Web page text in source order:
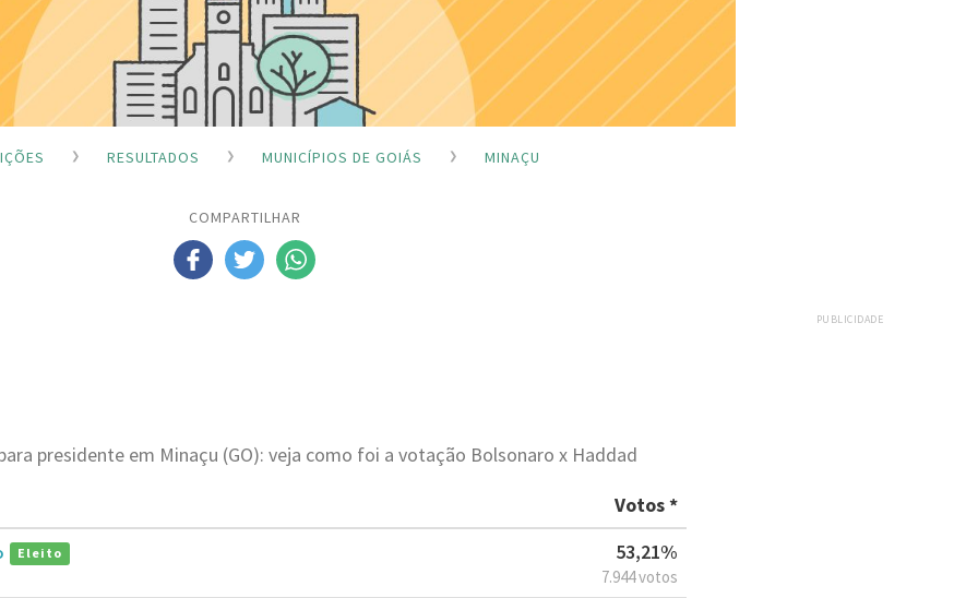
RESULTADOS MUNICÍPIOS DE GOIÁS MINAÇU
COMPARTILHAR
PUBLICIDADE
presidente em Minaçu (GO): veja como foi a votação Bolsonaro x Haddad
Votos *
Eleito 53,21%
7.944 votos